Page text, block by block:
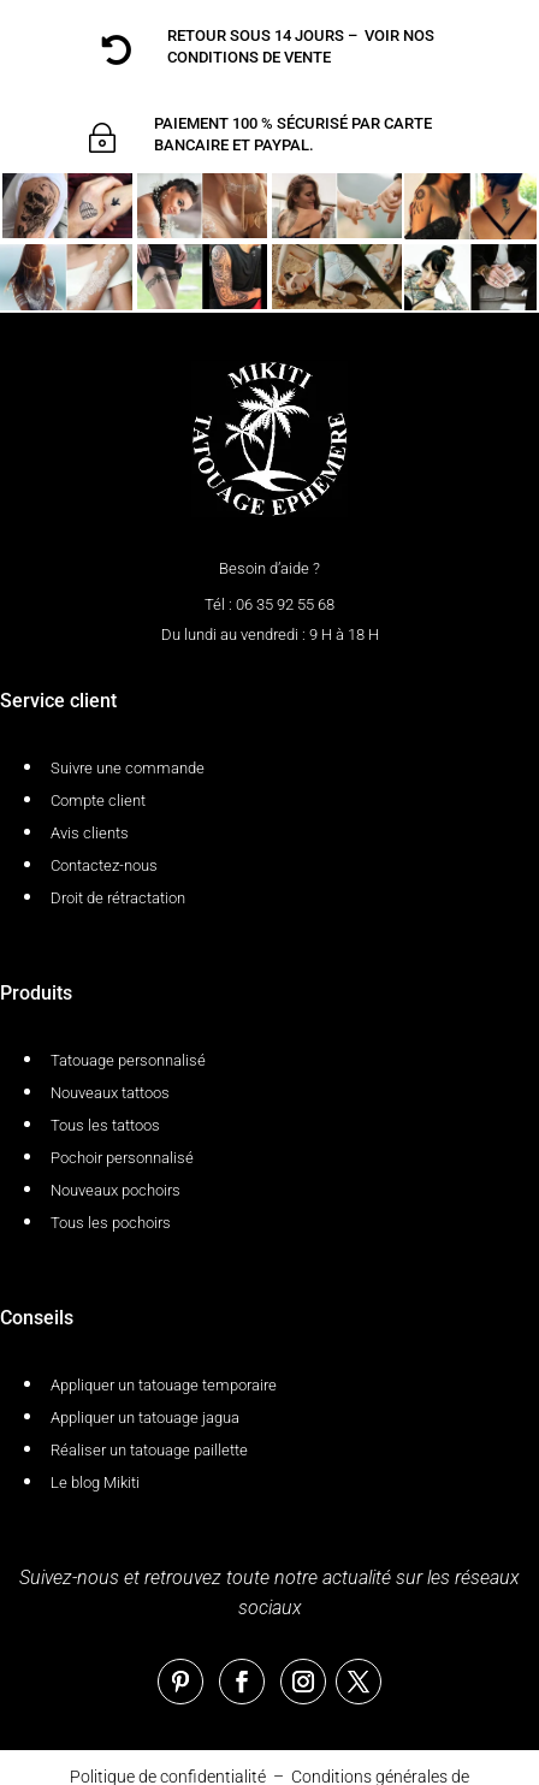

RETOUR SOUS 14 JOURS – VOIR NOS
CONDITIONS DE VENTE
~
PAIEMENT 100 % SÉCURISÉ PAR CARTE
BANCAIRE ET PAYPAL.
Besoin d’aide ?
Tél : 06 35 92 55 68
Du lundi au vendredi : 9 H à 18 H
Service client
Suivre une commande
Compte client
Avis clients
Contactez-nous
Droit de rétractation
Produits
Tatouage personnalisé
Nouveaux tattoos
Tous les tattoos
Pochoir personnalisé
Nouveaux pochoirs
Tous les pochoirs
Conseils
Appliquer un tatouage temporaire
Appliquer un tatouage jagua
Réaliser un tatouage paillette
Le blog Mikiti
Suivez-nous et retrouvez toute notre actualité sur les réseaux
sociaux
Politique de confidentialité– Conditions générales de